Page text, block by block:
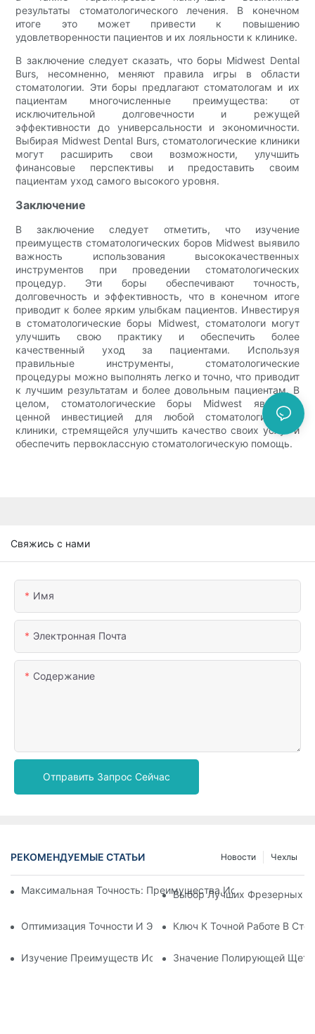
результаты стоматологического лечения. В конечном
итоге это может привести к повышению
удовлетворенности пациентов и их лояльности к клинике.
В заключение следует сказать, что боры Midwest Dental
Burs, несомненно, меняют правила игры в области
стоматологии. Эти боры предлагают стоматологам и их
пациентам многочисленные преимущества: от
исключительной долговечности и режущей
эффективности до универсальности и экономичности.
Выбирая Midwest Dental Burs, стоматологические клиники
могут расширить свои возможности, улучшить
финансовые перспективы и предоставить своим
пациентам уход самого высокого уровня.
Заключение
В заключение следует отметить, что изучение
преимуществ стоматологических боров Midwest выявило
важность использования высококачественных
инструментов при проведении стоматологических
процедур. Эти боры обеспечивают точность,
долговечность и эффективность, что в конечном итоге
приводит к более ярким улыбкам пациентов. Инвестируя
в стоматологические боры Midwest, стоматологи могут
улучшить свою практику и обеспечить более
качественный уход за пациентами. Используя
правильные инструменты, стоматологические
процедуры можно выполнять легко и точно, что приводит
к лучшим результатам и более довольным пациентам. В
целом, стоматологические боры Midwest являются
ценной инвестицией для любой стоматологической
клиники, стремящейся улучшить качество своих услуг и
обеспечить первоклассную стоматологическую помощь.
Свяжись с нами
Имя
Электронная Почта
Содержание
Отправить Запрос Сейчас
РЕКОМЕНДУЕМЫЕ СТАТЬИ Чехлы
Новости
Максимальная Точность: Преимущества Использования
Выбор Лучших Фрезерных
Оптимизация Точности И Эффективности С Помощью
Ключ К Точной Работе В
Изучение Преимуществ ИспользованияЗначение Полирующей